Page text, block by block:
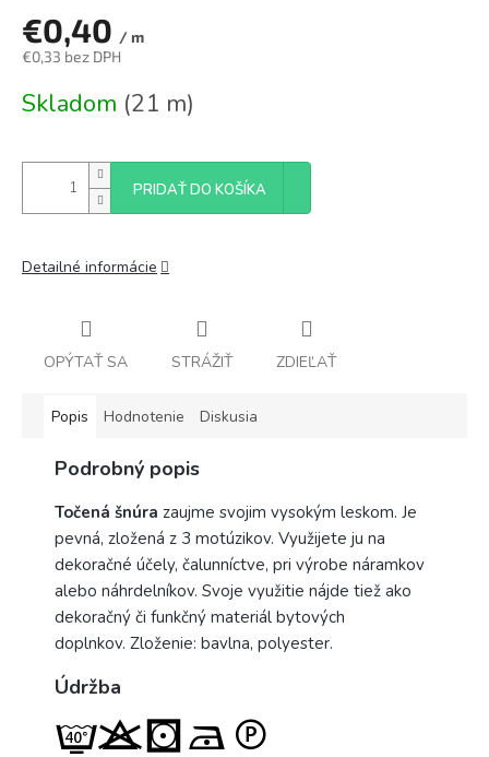
€0,40 / m
€0,33 bez DPH
cena:
Skladom (21 m)
PRIDAŤ DO KOŠÍKA
Detailné informácie
OPÝTAŤ SA STRÁŽIŤ ZDIEĽAŤ
Popis Hodnotenie Diskusia
Podrobný popis
Točená šnúra zaujme svojim vysokým leskom. Je
pevná, zložená z 3 motúzikov. Využijete ju na
dekoračné účely, čalunníctve, pri výrobe náramkov
alebo náhrdelníkov. Svoje využitie nájde tiež ako
dekoračný či funkčný materiál bytových
doplnkov. Zloženie: bavlna, polyester.
Údržba